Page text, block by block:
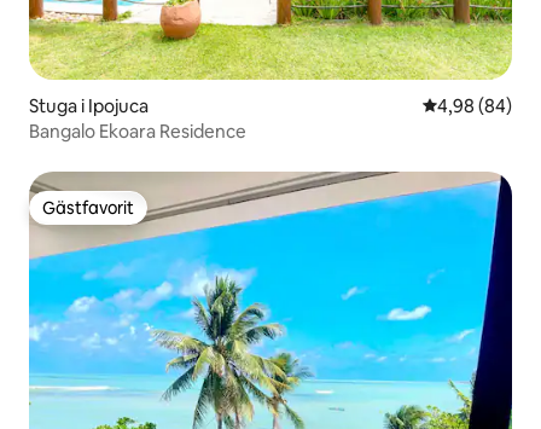
Stuga i Ipojuca 4,98 av 5 i
4,98 (84)
Bangalo Ekoara Residence
Gästfavorit
Gästfavorit